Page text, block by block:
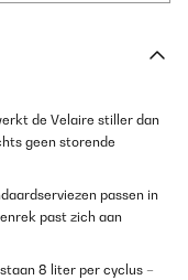
de Velaire stiller dan
geen storende
passen in
past zich aan
8 liter per cyclus –